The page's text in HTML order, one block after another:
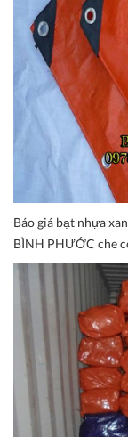
Báo giá bạt nhựa
BÌNH PHƯỚC che